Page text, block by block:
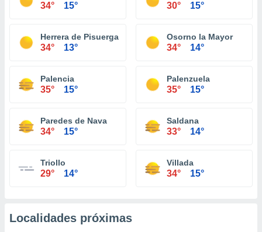
34° 15° 30° 15°
Herrera de Pisuerga
34° 13°
Osorno la Mayor
34° 14°
Palencia
35° 15°
Palenzuela
35° 15°
Paredes de Nava
34° 15°
Saldana
33° 14°
Triollo
29° 14°
Villada
34° 15°
Localidades próximas